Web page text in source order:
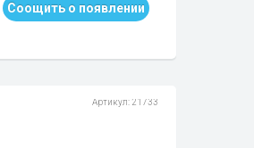
Соощить о появлении
Артикул: 21733